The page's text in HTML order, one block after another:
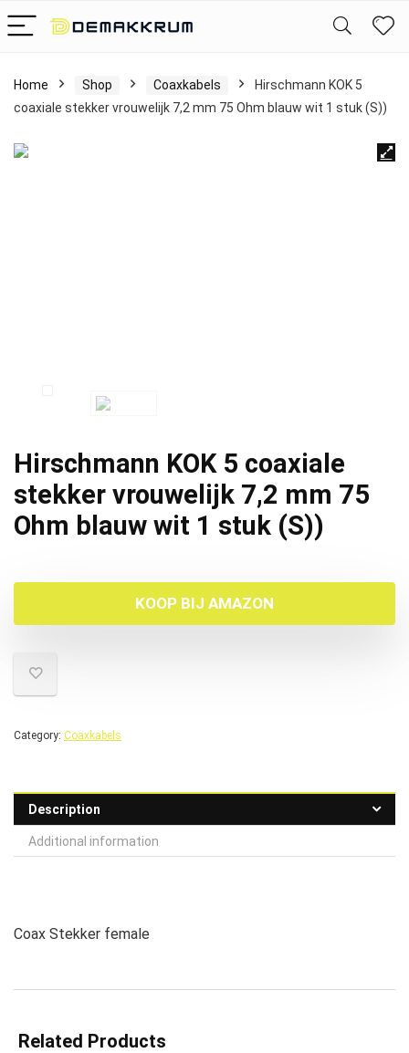
Home Shop Coaxkabels
Hirschmann KOK 5
coaxiale stekker vrouwelijk 7,2 mm 75 Ohm blauw wit 1 stuk (S))
Hirschmann KOK 5 coaxiale
stekker vrouwelijk 7,2 mm 75
Ohm blauw wit 1 stuk (S))
KOOP BIJ AMAZON
Category: Coaxkabels
Description
Additional information
Coax Stekker female
Related Products